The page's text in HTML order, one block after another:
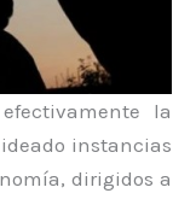
la
instancias
dirigidos a